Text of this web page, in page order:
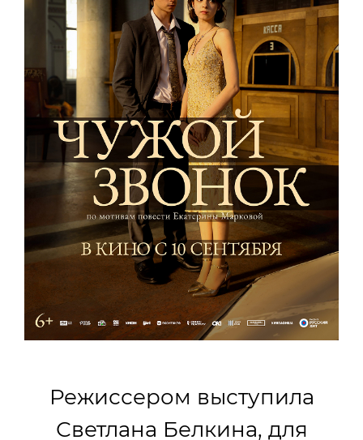
Режиссером выступила
Светлана Белкина, для